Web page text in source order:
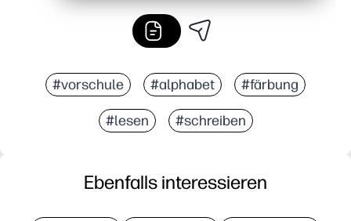
#vorschule #alphabet #färbung
#lesen #schreiben
Ebenfalls interessieren